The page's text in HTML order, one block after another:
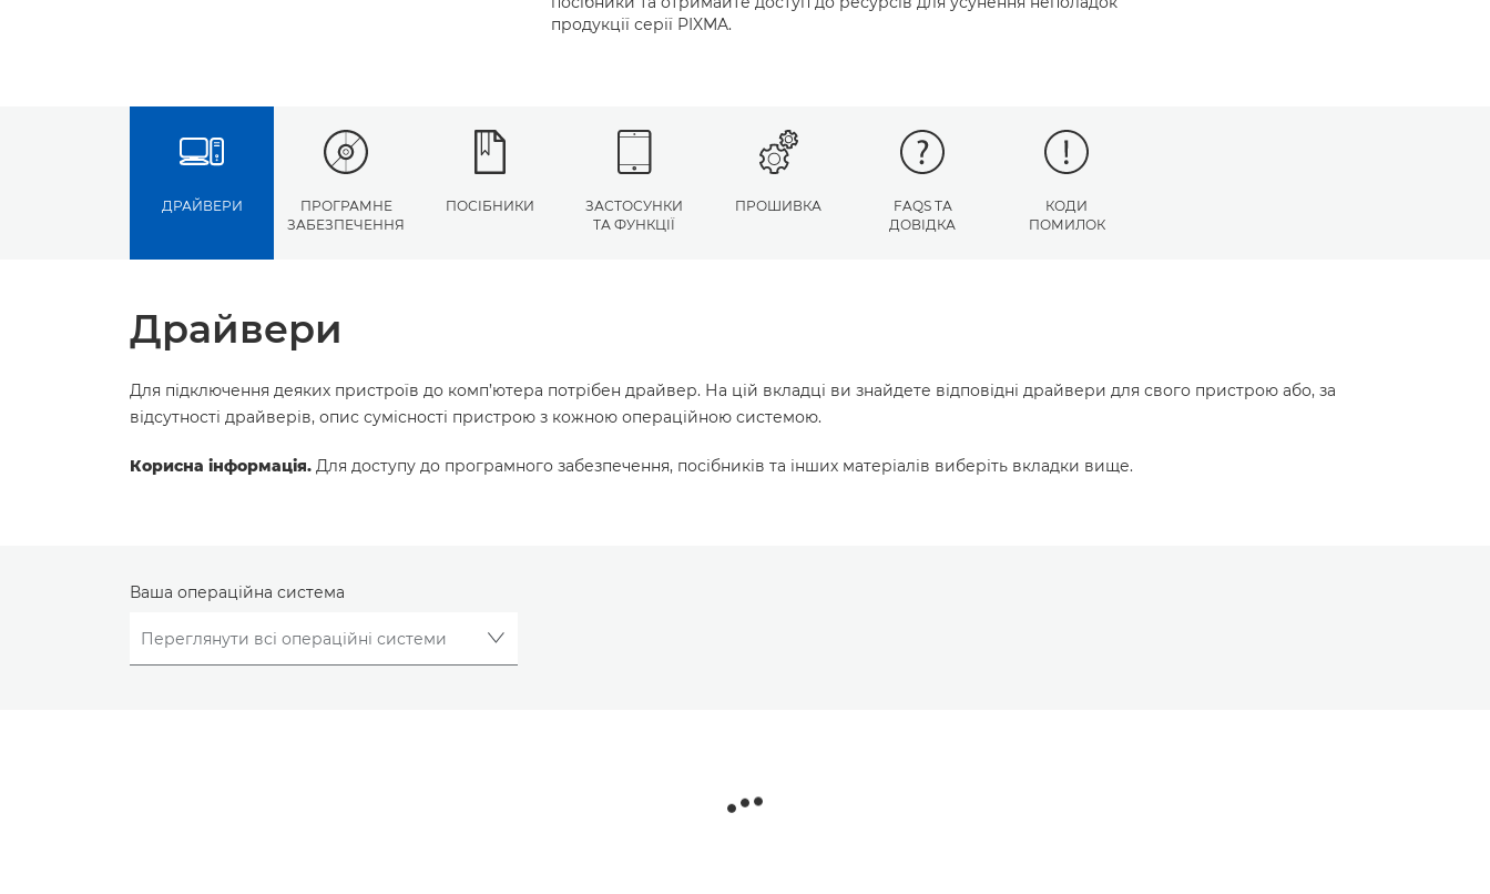
продукції серії PIXMA.
ДРАЙВЕРИ
ПРОГРАМНЕ
ЗАБЕЗПЕЧЕННЯ
ПОСІБНИКИ
ЗАСТОСУНКИ
ТА ФУНКЦІЇ
ПРОШИВКА
FAQS ТА
ДОВІДКА
КОДИ
ПОМИЛОК
Драйвери
Для підключення деяких пристроїв до комп’ютера потрібен драйвер. На цій вкладці ви знайдете відповідні драйвери для свого пристрою або, за
відсутності драйверів, опис сумісності пристрою з кожною операційною системою.
Корисна інформація. Для доступу до програмного забезпечення, посібників та інших матеріалів виберіть вкладки вище.
Ваша операційна система